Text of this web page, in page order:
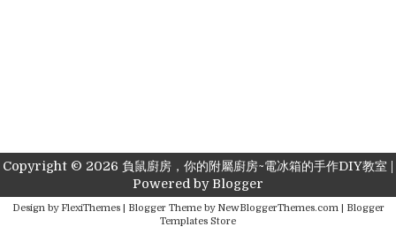
Copyright © 2026 負鼠廚房，你的附屬廚房~電冰箱的手作DIY教室
Powered byBlogger
Design by FlexiThemes| Blogger Theme by NewBloggerThemes.com|
Blogger
Templates Store